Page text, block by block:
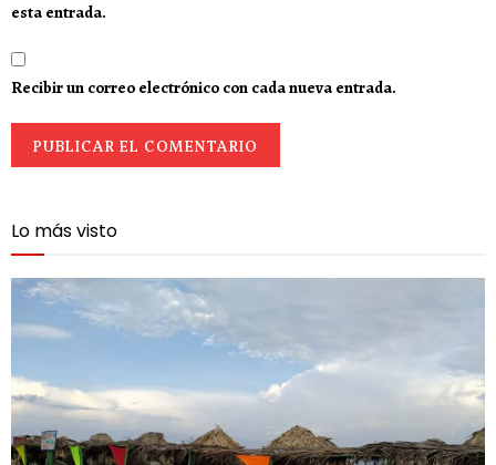
esta entrada.
Recibir un correo electrónico con cada nueva entrada.
Lo más visto